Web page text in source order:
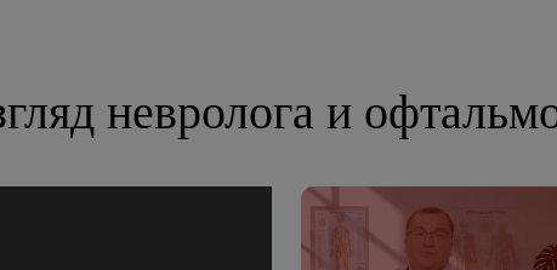
невролога и